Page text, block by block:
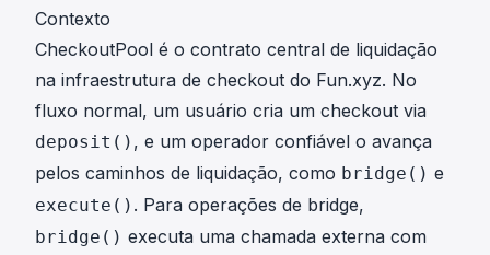
Contexto
CheckoutPool é o contrato central de liquidação
na infraestrutura de checkout do Fun.xyz. No
fluxo normal, um usuário cria um checkout via
deposit() , e um operador confiável o avança
pelos caminhos de liquidação, como bridge() e
execute() . Para operações de bridge,
bridge() executa uma chamada externa com